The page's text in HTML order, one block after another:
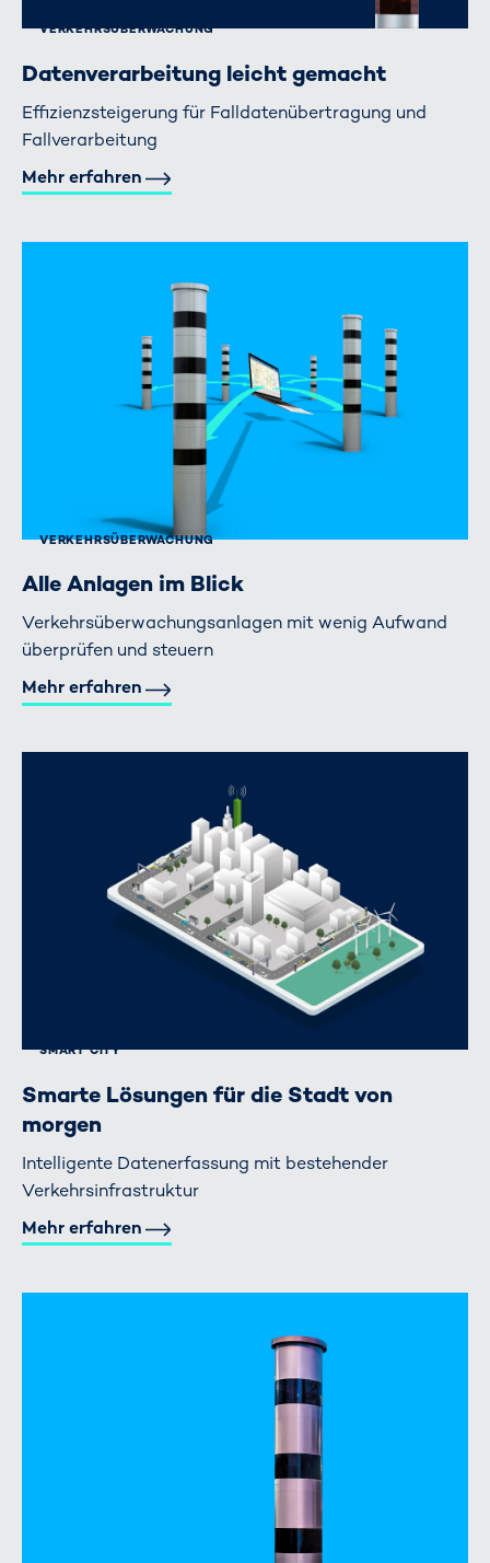
VERKEHRS­ÜBERWACHUNG
Datenverarbeitung leicht gemacht
Effizienzsteigerung für Falldatenübertragung und
Fallverarbeitung
Mehr erfahren
VERKEHRS­ÜBERWACHUNG
Alle Anlagen im Blick
Verkehrsüberwachungsanlagen mit wenig Aufwand
überprüfen und steuern
Mehr erfahren
SMART CITY
Smarte Lösungen für die Stadt von
morgen
Intelligente Datenerfassung mit bestehender
Verkehrsinfrastruktur
Mehr erfahren